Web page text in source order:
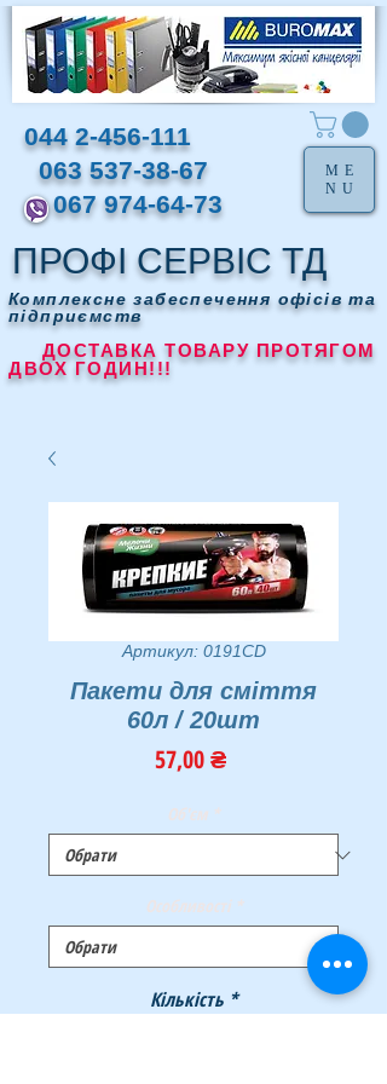
ПРОФІ СЕРВІС ТД
Комплексне забеспечення офісів та
підприємств
ДОСТАВКА ТОВАРУ ПРОТЯГОМ
ДВОХ ГОДИН!!!
044 2-456-111
063 537-38-67
067 974-64-73
ME
NU
Артикул: 0191CD
Пакети для сміття
60л / 20шт
57,00 ₴Ціна
Об'єм *
Особливості *
Кількість *